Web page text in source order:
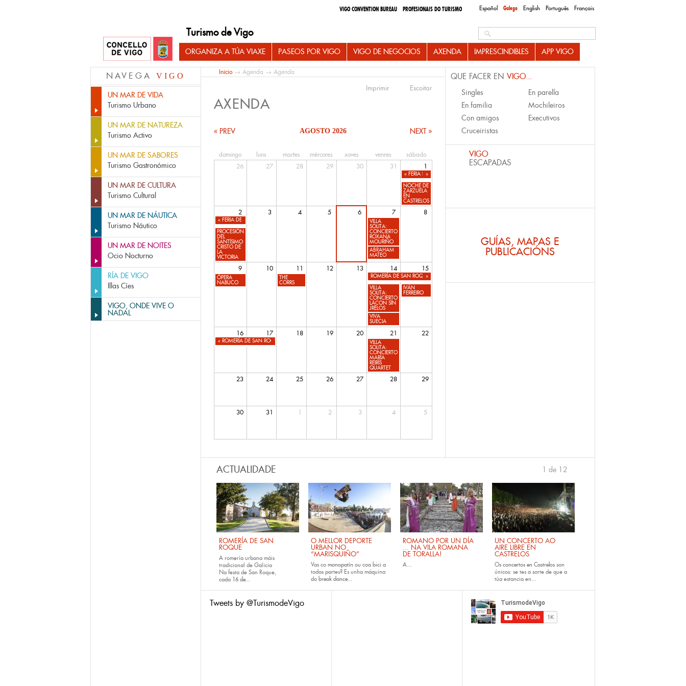
Español Galego English Português Français
VIGO CONVENTION BUREAU PROFESIONAIS DO TURISMO
Turismo de Vigo
ORGANIZA A TÚA VIAXE PASEOS POR VIGO VIGO DE NEGOCIOS AXENDA IMPRESCINDIBLES APP VIGO
NAVEGA VIGO
UN MAR DE VIDA
Turismo Urbano
UN MAR DE NATUREZA
Turismo Activo
UN MAR DE SABORES
Turismo Gastronómico
UN MAR DE CULTURA
Turismo Cultural
UN MAR DE NÁUTICA
Turismo Náutico
UN MAR DE NOITES
Ocio Nocturno
RÍA DE VIGO
Illas Cíes
VIGO, ONDE VIVE O
NADAL
Inicio→ Agenda → Agenda
Imprimir Escoitar
AXENDA
AGOSTO 2026
« PREV NEXT »
domingo luns martes mércores xoves venres sábado
26 27 28 29 30 31 1
« FERIA DEL LIBRO USADO Y DE OCASIÓN DE VIGO
»
NOCHE DE
ZARZUELA
EN
CASTRELOS
2 3 4 5 6 7 8
« FERIA DEL LIBRO USADO Y DE OCASIÓN DE VIGO VILLA
SOLITA:
CONCIERTO
ROXANA
MOURIÑO
ABRAHAM
MATEO
PROCESIÓN
DEL
SANTÍSIMO
CRISTO DE
LA
VICTORIA
9 10 11 12 13 14 15
ÓPERA
NABUCO
THE
CORRS
ROMERÍA DE SAN ROQUE
»
VILLA
SOLITA:
CONCIERTO
LÄCON SÏN
JRËLOS
VIVA
SUECIA
IVÁN
FERREIRO
16 17 18 19 20 21 22
« ROMERÍA DE SAN ROQUE VILLA
SOLITA:
CONCIERTO
MARÍA
REIRÍS
QUARTET
23 24 25 26 27 28 29
30 31 1 2 3 4 5
QUE FACER EN VIGO...
Singles
En parella
En familia
Mochileiros
Con amigos
Executivos
Cruceiristas
VIGO
ESCAPADAS
GUÍAS, MAPAS E
PUBLICACIÓNS
ACTUALIDADE
ROMERÍA DE SAN
ROQUE
A romería urbana máis
tradicional de Galicia
Na festa de San Roque,
cada 16 de...
O MELLOR DEPORTE
URBAN NO
“MARISQUIÑO”
Vas co monopatín ou coa bici a
todas partes? Es unha máquina
do break dance...
ROMANO POR UN DÍA
... NA VILA ROMANA
DE TORALLA!
A...
UN CONCERTO AO
AIRE LIBRE EN
CASTRELOS
Os concertos en Castrelos son
únicos: se tes a sorte de que a
túa estancia en...
1 de 12
Tweets by @TurismodeVigo